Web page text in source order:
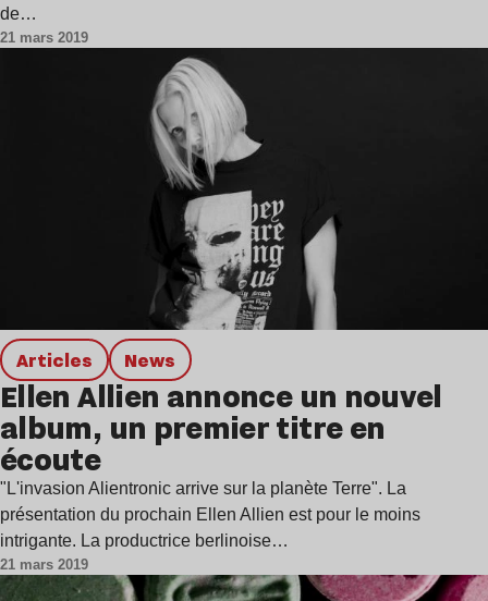
de…
21 mars 2019
Articles news
Ellen Allien annonce un nouvel
album, un premier titre en
écoute
"L'invasion Alientronic arrive sur la planète Terre". La
présentation du prochain Ellen Allien est pour le moins
intrigante. La productrice berlinoise…
21 mars 2019